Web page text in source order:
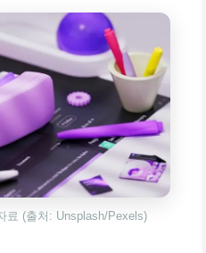
료 (출처: Unsplash/Pexels)